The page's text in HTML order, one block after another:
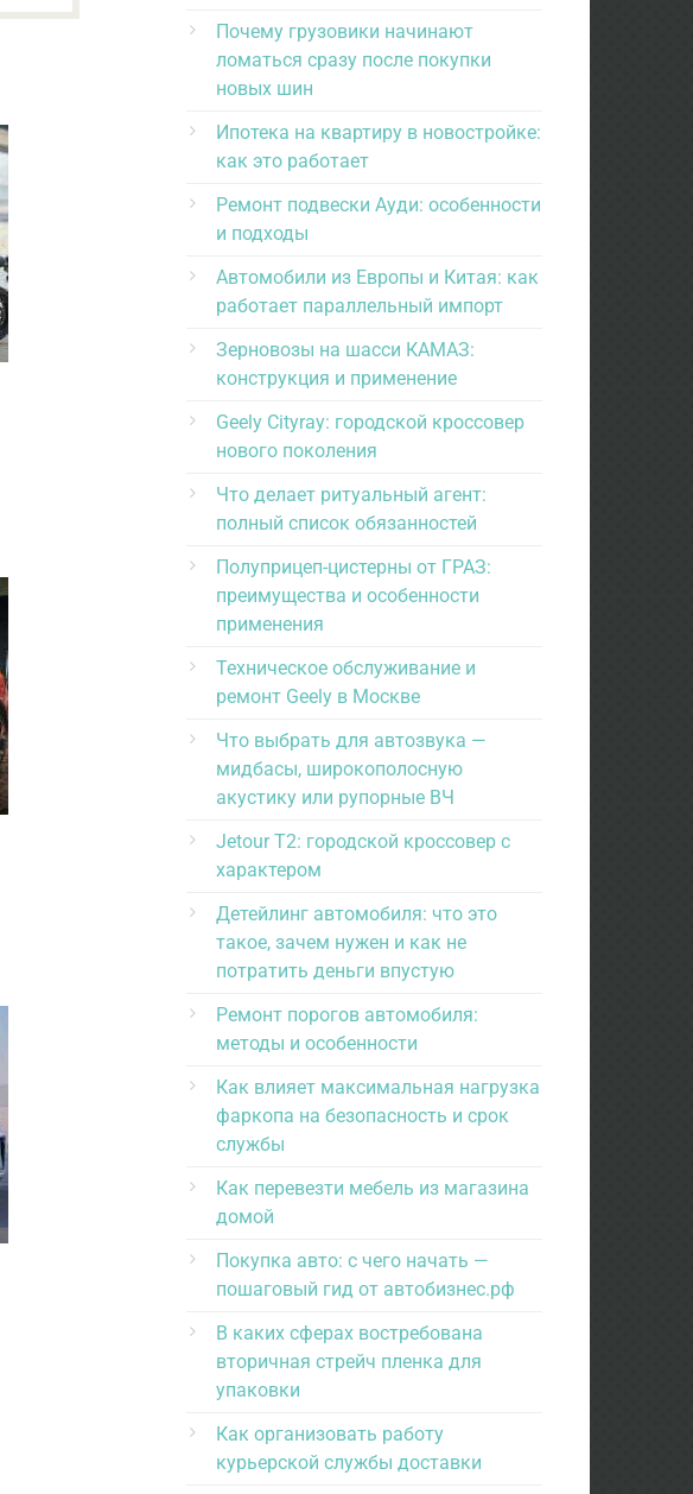
Почему грузовики начинают
ломаться сразу после покупки
новых шин
Ипотека на квартиру в новостройке:
как это работает
Ремонт подвески Ауди: особенности
и подходы
Автомобили из Европы и Китая: как
работает параллельный импорт
Зерновозы на шасси КАМАЗ:
конструкция и применение
Geely Cityray: городской кроссовер
нового поколения
Что делает ритуальный агент:
полный список обязанностей
Полуприцеп-цистерны от ГРАЗ:
преимущества и особенности
применения
Техническое обслуживание и
ремонт Geely в Москве
Что выбрать для автозвука —
мидбасы, широкополосную
акустику или рупорные ВЧ
Jetour T2: городской кроссовер с
характером
Детейлинг автомобиля: что это
такое, зачем нужен и как не
потратить деньги впустую
Ремонт порогов автомобиля:
методы и особенности
Как влияет максимальная нагрузка
фаркопа на безопасность и срок
службы
Как перевезти мебель из магазина
домой
Покупка авто: с чего начать —
пошаговый гид от автобизнес.рф
В каких сферах востребована
вторичная стрейч пленка для
упаковки
Как организовать работу
курьерской службы доставки